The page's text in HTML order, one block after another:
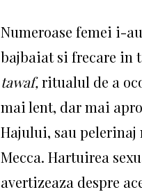
Numeroase femei i-
bajbaiat si frecare in
tawaf,ritualul de a
mai lent, dar mai
Hajului, sau pelerinaj
Mecca. Hartuirea
avertizeaza despre